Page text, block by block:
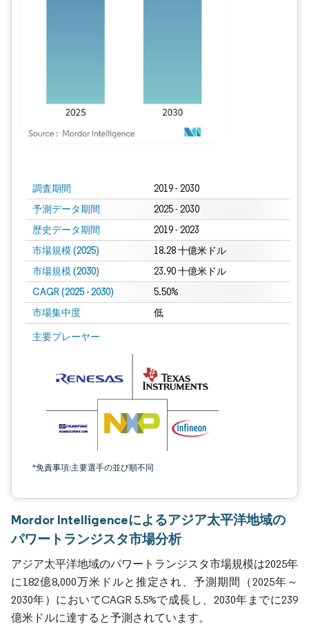
調査期間 2019 - 2030
予測データ期間 2025 - 2030
歴史データ期間 2019 - 2023
市場規模 (2025) 18.28 十億米ドル
市場規模 (2030) 23.90 十億米ドル
CAGR (2025 - 2030) 5.50%
市場集中度 低
主要プレーヤー
*免責事項:主要選手の並び順不同
Mordor Intelligenceによるアジア太平洋地域の
パワートランジスタ市場分析
アジア太平洋地域のパワートランジスタ市場規模は2025年
に182億8,000万米ドルと推定され、予測期間（2025年～
2030年）においてCAGR 5.5%で成長し、2030年までに239
億米ドルに達すると予測されています。